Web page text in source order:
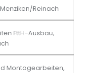
Reinach
FttH-Ausbau,
Montagearbeiten,